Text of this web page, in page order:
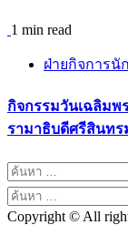
1 min read
ฝ่ายกิจการนั
กิจกรรมวันเฉลิมพ
รามาธิบดีศรีสินทร
ค้นหา
สำหรับ:
ค้นหา
สำหรับ:
Copyright © All